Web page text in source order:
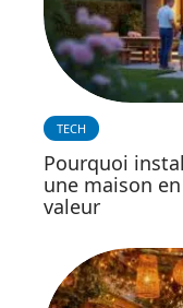
TECH
Pourquoi
une maison
valeur